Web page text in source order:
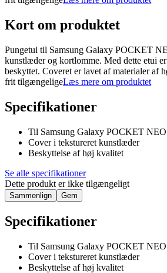
Kort om produktet
Pungetui til Samsung Galaxy POCKET
kunstlæder og kortlomme. Med dette etui
beskyttet. Coveret er lavet af materialer af
frit tilgængeligeLæs mere om produktet
Specifikationer
Til Samsung Galaxy POCKET NEO
Cover i tekstureret kunstlæder
Beskyttelse af høj kvalitet
Se alle specifikationer
Dette produkt er ikke tilgængeligt
Sammenlign Gem
Specifikationer
Til Samsung Galaxy POCKET NEO
Cover i tekstureret kunstlæder
Beskyttelse af høj kvalitet